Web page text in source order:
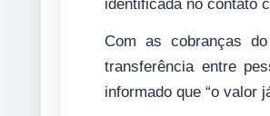
identificada no contato
Com as cobranças
transferência entre
informado que “o valor